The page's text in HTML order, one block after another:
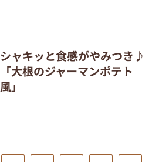
シャキッと食感がやみつき♪
「大根のジャーマンポテト
風」